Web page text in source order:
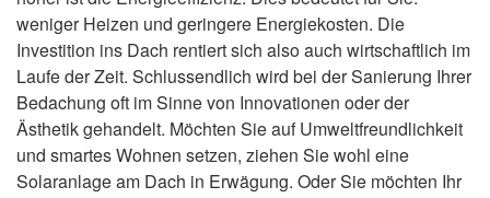
weniger Heizen und geringere Energiekosten. Die
Investition ins Dach rentiert sich also auch wirtschaftlich im
Laufe der Zeit. Schlussendlich wird bei der Sanierung Ihrer
Bedachung oft im Sinne von Innovationen oder der
Ästhetik gehandelt. Möchten Sie auf Umweltfreundlichkeit
und smartes Wohnen setzen, ziehen Sie wohl eine
Solaranlage am Dach in Erwägung. Oder Sie möchten Ihr